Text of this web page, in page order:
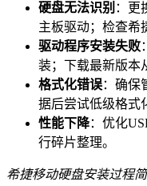
硬盘无法识别 ：更
主板驱动；检查希
驱动程序安装失败
装；下载最新版本
格式化错误：确保
据后尝试低级格式
性能下降：优化
行碎片整理。
希捷移动硬盘安装过程